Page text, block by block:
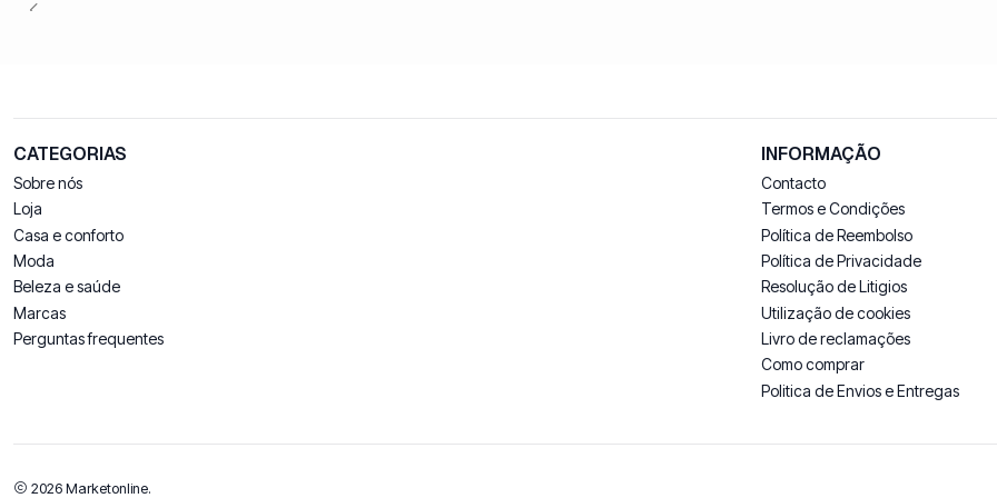
CATEGORIAS
Sobre nós
Loja
Casa e conforto
Moda
Beleza e saúde
Marcas
Perguntas frequentes
INFORMAÇÃO
Contacto
Termos e Condições
Política de Reembolso
Política de Privacidade
Resolução de Litigios
Utilização de cookies
Livro de reclamações
Como comprar
Politica de Envios e Entregas
2026 Marketonline.